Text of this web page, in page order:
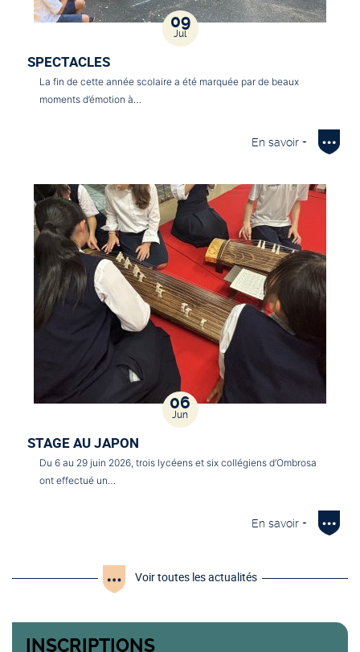
09
Jul
SPECTACLES
La fin de cette année scolaire a été marquée par de beaux
moments d’émotion à…
En savoir +
06
Jun
STAGE AU JAPON
Du 6 au 29 juin 2026, trois lycéens et six collégiens d’Ombrosa
ont effectué un…
En savoir +
Voir toutes les actualités
INSCRIPTIONS